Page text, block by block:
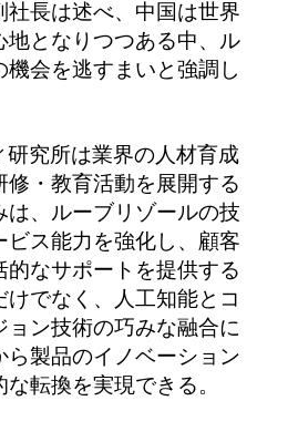
社長は述べ、中国は世界
地となりつつある中、ル
会を逃すまいと強調し
研究所は業界の人材育成
修・教育活動を展開する
は、ルーブリゾールの技
ビス能力を強化し、顧客
的なサポートを提供する
けでなく、人工知能とコ
ョン技術の巧みな融合に
ら製品のイノベーション
転換を実現できる。